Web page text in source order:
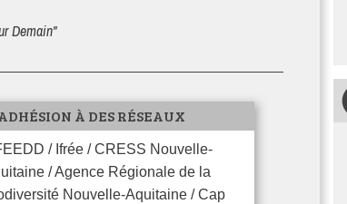
Demain"
À DES RÉSEAUX
/ Agence Régionale de la
Nouvelle-Aquitaine / Cap